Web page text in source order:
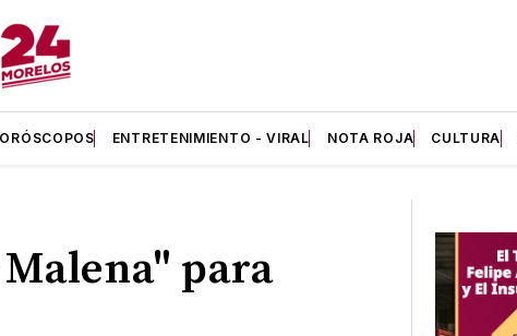
ENTRETENIMIENTO - VIRAL NOTA ROJA CULTURA
para